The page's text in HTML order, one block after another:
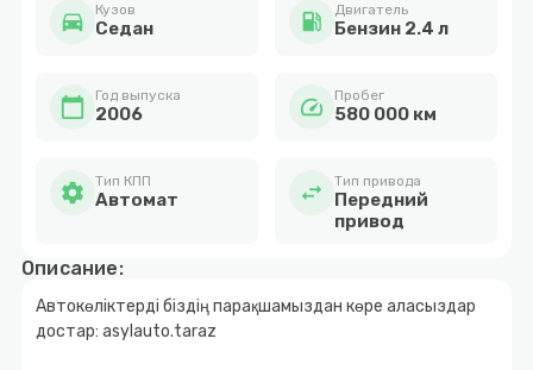
directions_car Кузов
Cедан local_gas_station Двигатель
Бензин 2.4 л
calendar_today Год выпуска
2006 speed Пробег
580 000 км
settings Тип КПП
Автомат swap_horiz Тип привода
Передний
привод
Описание:
Автокөліктерді біздің парақшамыздан көре аласыздар
достар: asylauto.taraz